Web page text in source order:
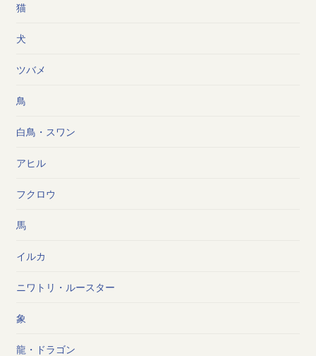
猫
犬
ツバメ
鳥
白鳥・スワン
アヒル
フクロウ
馬
イルカ
ニワトリ・ルースター
象
龍・ドラゴン